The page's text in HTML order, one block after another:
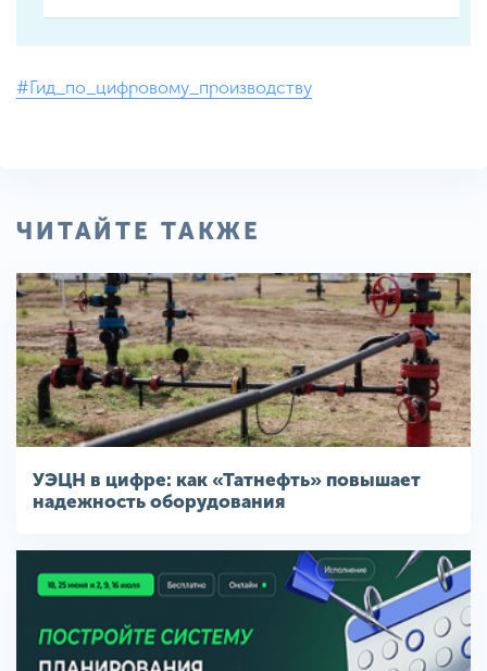
#Гид_по_цифровому_производству
ЧИТАЙТЕ ТАКЖЕ
УЭЦН в цифре: как «Татнефть» повышает
надежность оборудования